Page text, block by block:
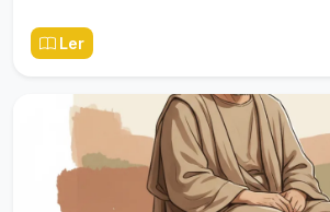
Ler